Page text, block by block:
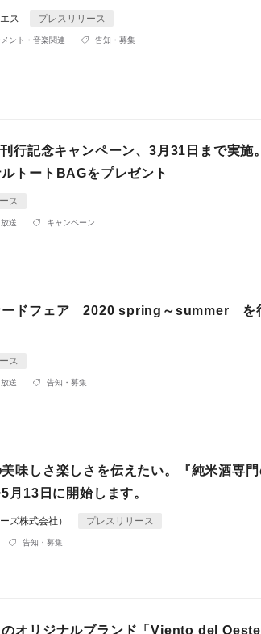
ス プレスリリース
ント・音楽関連 告知・募集
行記念キャンペーン、3月31日まで実施
トートBAGをプレゼント
ス
送 キャンペーン
ードフェア 2020 spring～summer を
ス
送 告知・募集
味しさ楽しさを伝えたい。『純米酒専
月13日に開始します。
ズ株式会社） プレスリリース
告知・募集
のオリジナルブランド「Viento del